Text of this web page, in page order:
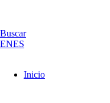
Buscar
ENES
Inicio